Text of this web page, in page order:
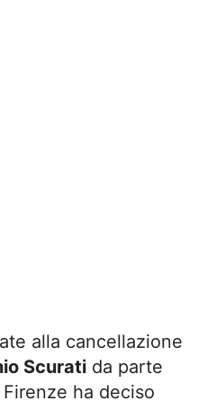
alla cancellazione
Scurati da parte
ha deciso